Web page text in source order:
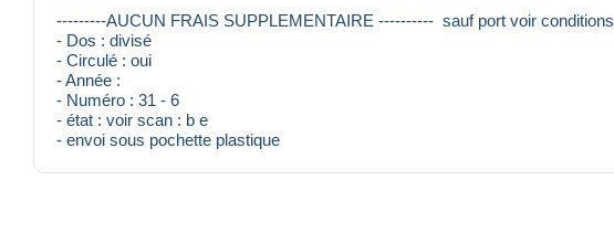
---------AUCUN FRAIS SUPPLEMENTAIRE ---------- sauf port voir conditions
- Dos : divisé
- Circulé : oui
- Année :
- Numéro : 31 - 6
- état : voir scan : b e
- envoi sous pochette plastique